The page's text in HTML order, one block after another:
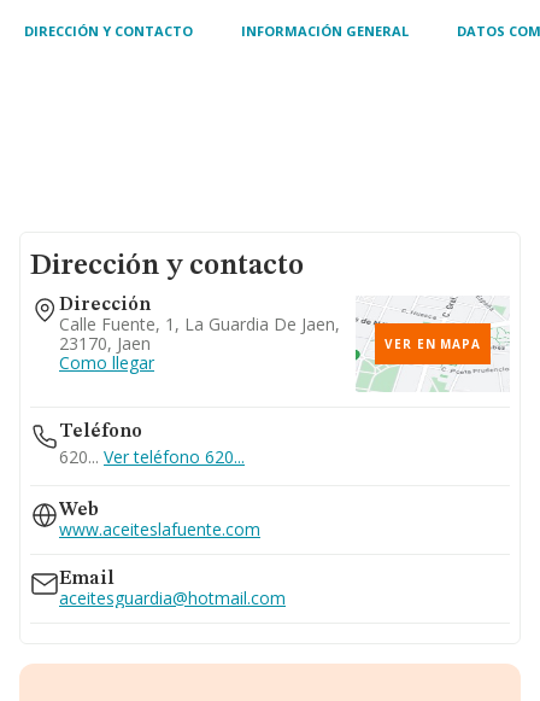
DIRECCIÓN Y CONTACTO INFORMACIÓN GENERAL DATOS
Dirección y contacto
Dirección
Calle Fuente, 1, La Guardia De Jaen,
23170, Jaen
Como llegar
VER EN MAPA
Teléfono
620... Ver teléfono 620...
Web
www.aceiteslafuente.com
Email
aceitesguardia@hotmail.com